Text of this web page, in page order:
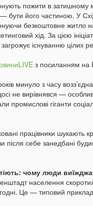
пожити в затишному
бути його частиною. У
безкоштовне житло
хід. За цією
існуванню цілих
з посиланням на
минуло з часу
не вирівнявся —
промислові гіганти
працівники шукають
після себе занедбані
чому люди
населення
Це — типовий